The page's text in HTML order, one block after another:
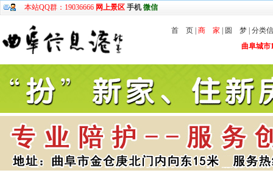
本站QQ群：19036666 网上景区 手机 微信
首 页 商 家 圆 梦 分类
曲阜城市